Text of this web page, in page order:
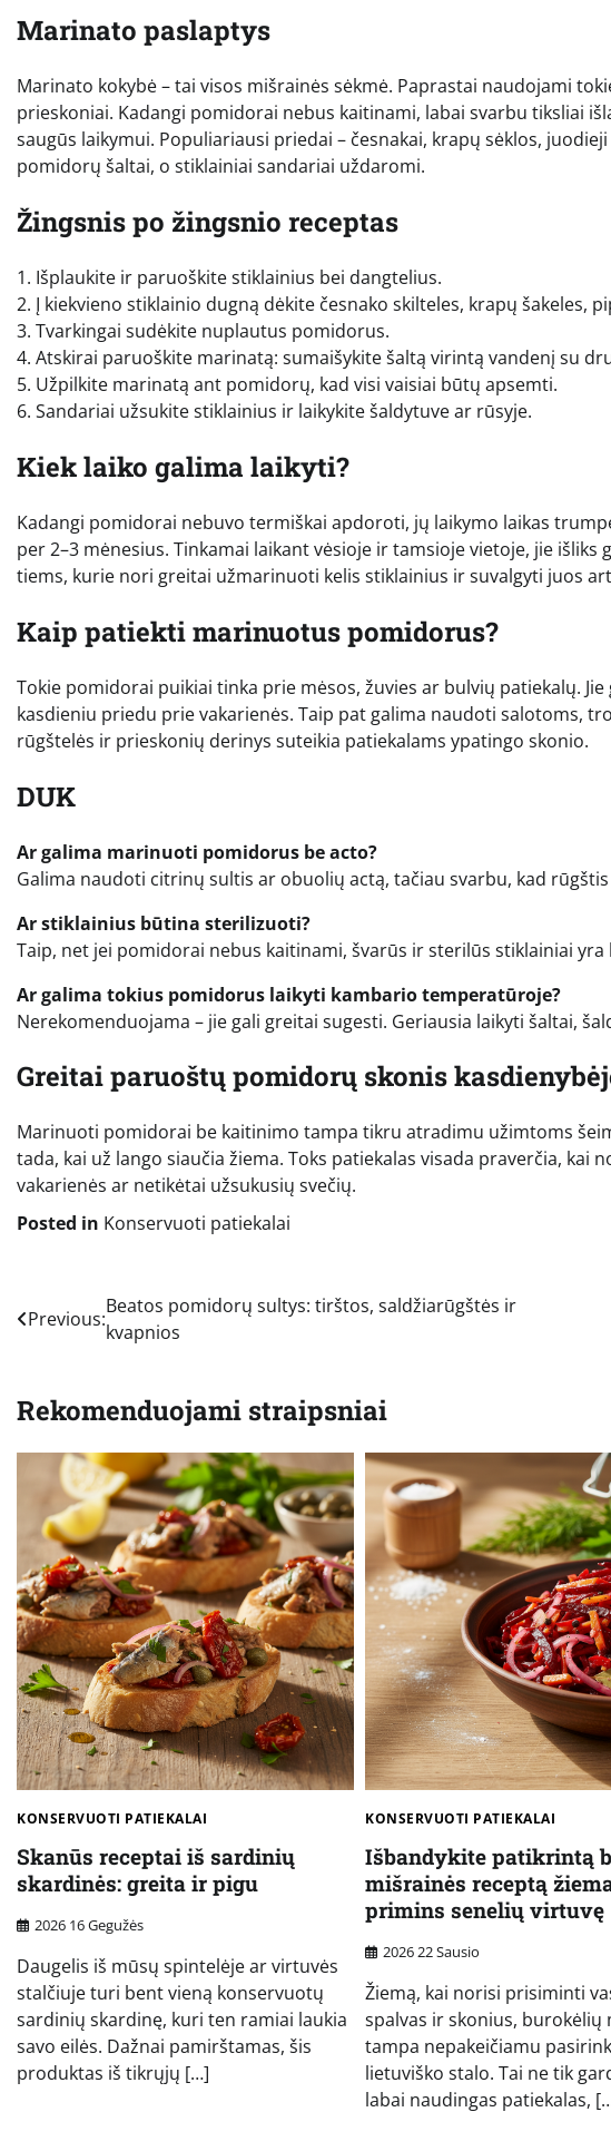
Marinato paslaptys
Marinato kokybė – tai visos mišrainės sėkmė. Paprastai naudojami
prieskoniai. Kadangi pomidorai nebus kaitinami, labai svarbu tiksliai
saugūs laikymui. Populiariausi priedai – česnakai, krapų sėklos,
pomidorų šaltai, o stiklainiai sandariai uždaromi.
Žingsnis po žingsnio receptas
1. Išplaukite ir paruoškite stiklainius bei dangtelius.
2. Į kiekvieno stiklainio dugną dėkite česnako skilteles, krapų šakeles,
3. Tvarkingai sudėkite nuplautus pomidorus.
4. Atskirai paruoškite marinatą: sumaišykite šaltą virintą vandenį su
5. Užpilkite marinatą ant pomidorų, kad visi vaisiai būtų apsemti.
6. Sandariai užsukite stiklainius ir laikykite šaldytuve ar rūsyje.
Kiek laiko galima laikyti?
Kadangi pomidorai nebuvo termiškai apdoroti, jų laikymo laikas
per 2–3 mėnesius. Tinkamai laikant vėsioje ir tamsioje vietoje, jie
tiems, kurie nori greitai užmarinuoti kelis stiklainius ir suvalgyti juos
Kaip patiekti marinuotus pomidorus?
Tokie pomidorai puikiai tinka prie mėsos, žuvies ar bulvių patiekalų.
kasdieniu priedu prie vakarienės. Taip pat galima naudoti salotoms,
rūgštelės ir prieskonių derinys suteikia patiekalams ypatingo skonio.
DUK
Ar galima marinuoti pomidorus be acto?
Galima naudoti citrinų sultis ar obuolių actą, tačiau svarbu, kad
Ar stiklainius būtina sterilizuoti?
Taip, net jei pomidorai nebus kaitinami, švarūs ir sterilūs stiklainiai
Ar galima tokius pomidorus laikyti kambario temperatūroje?
Nerekomenduojama – jie gali greitai sugesti. Geriausia laikyti šaltai,
Greitai paruoštų pomidorų skonis
Marinuoti pomidorai be kaitinimo tampa tikru atradimu užimtoms
tada, kai už lango siaučia žiema. Toks patiekalas visada praverčia,
vakarienės ar netikėtai užsukusių svečių.
Posted in Konservuoti patiekalai
Navigacija
įrašų
Previous:
Beatos pomidorų sultys: tirštos, saldžiarūgštės ir
kvapnios
Rekomenduojami straipsniai
KONSERVUOTI PATIEKALAI
Skanūs receptai iš sardinių
skardinės: greita ir pigu
2026 16 Gegužės
Daugelis iš mūsų spintelėje ar virtuvės
stalčiuje turi bent vieną konservuotų
sardinių skardinę, kuri ten ramiai laukia
savo eilės. Dažnai pamirštamas, šis
produktas iš tikrųjų […]
KONSERVUOTI PATIEKALAI
Išbandykite patikrintą
mišrainės receptą
primins senelių virtuvę
2026 22 Sausio
Žiemą, kai norisi prisiminti
spalvas ir skonius, burokėlių
tampa nepakeičiamu
lietuviško stalo. Tai ne tik
labai naudingas patiekalas,